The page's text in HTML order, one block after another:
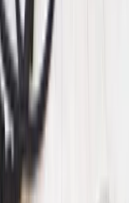
Avantime Renault
pièce d'origine
avec câble pour
3 A43000400, d'origine
2003)